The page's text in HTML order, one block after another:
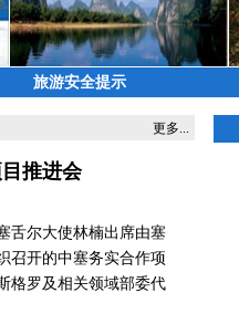
旅游安全提示
更多...
推进会
尔大使林楠出席由塞
召开的中塞务实合作项
格罗及相关领域部委代